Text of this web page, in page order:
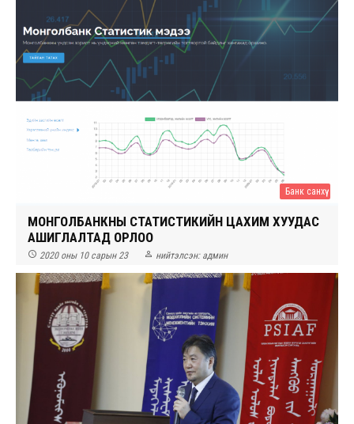
Банк санхүү
МОНГОЛБАНКНЫ СТАТИСТИКИЙН ЦАХИМ ХУУДАС
АШИГЛАЛТАД ОРЛОО
 2020 оны 10 сарын 23  нийтэлсэн: админ